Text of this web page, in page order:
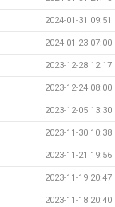
2024-01-31 09:51
2024-01-23 07:00
2023-12-28 12:17
2023-12-24 08:00
2023-12-05 13:30
2023-11-30 10:38
2023-11-21 19:56
2023-11-19 20:47
2023-11-18 20:40